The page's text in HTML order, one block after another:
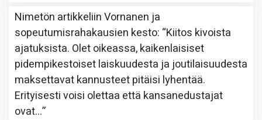
Nimetön artikkeliinVornanen ja
sopeutumisrahakausien kesto: “Kiitos kivoista
ajatuksista. Olet oikeassa, kaikenlaisiset
pidempikestoiset laiskuudesta ja joutilaisuudesta
maksettavat kannusteet pitäisi lyhentää.
Erityisesti voisi olettaa että kansanedustajat
ovat…”